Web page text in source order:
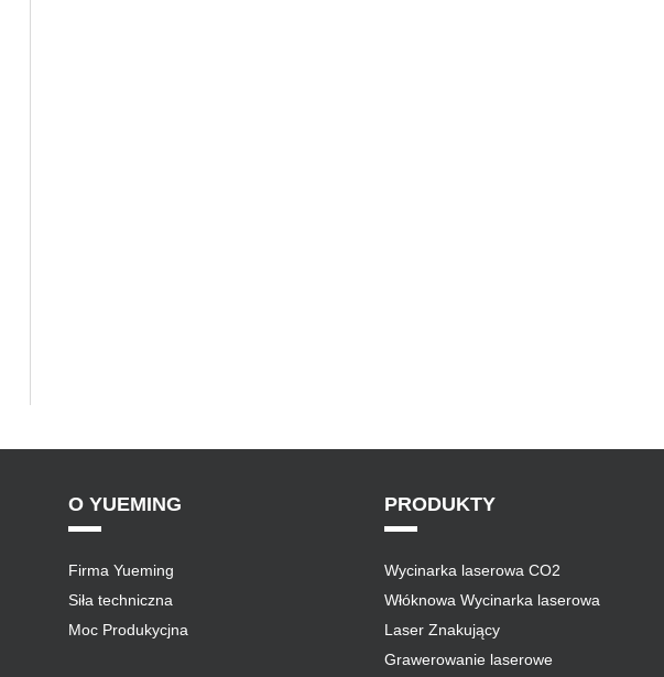
O YUEMING
Firma Yueming
Siła techniczna
Moc Produkycjna
PRODUKTY
Wycinarka laserowa CO2
Włóknowa Wycinarka laserowa
Laser Znakujący
Grawerowanie laserowe